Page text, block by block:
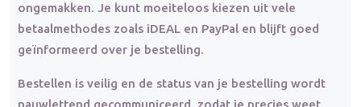
ongemakken. Je kunt moeiteloos kiezen uit vele
betaalmethodes zoals iDEAL en PayPal en blijft goed
geïnformeerd over je bestelling.
Bestellen is veilig en de status van je bestelling wordt